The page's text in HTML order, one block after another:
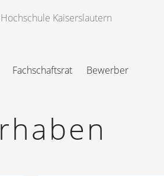
Fachschaftsrat Bewerber